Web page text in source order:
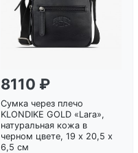
Загрузка...
8110 ₽
Сумка через плечо
KLONDIKE GOLD «Lara»,
натуральная кожа в
черном цвете, 19 х 20,5 х
6,5 см